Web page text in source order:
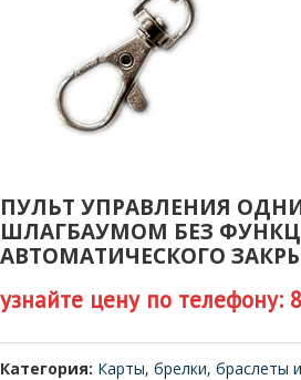
ПУЛЬТ УПРАВЛЕНИЯ
ШЛАГБАУМОМ БЕЗ
АВТОМАТИЧЕСКОГО
узнайте цену по телефону:
Категория: Карты, брелки, браслеты